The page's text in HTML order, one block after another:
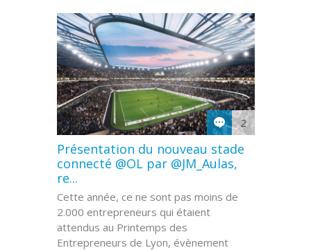
2
Présentation du nouveau stade
connecté @OL par @JM_Aulas,
re...
Cette année, ce ne sont pas moins de
2.000 entrepreneurs qui étaient
attendus au Printemps des
Entrepreneurs de Lyon, évènement